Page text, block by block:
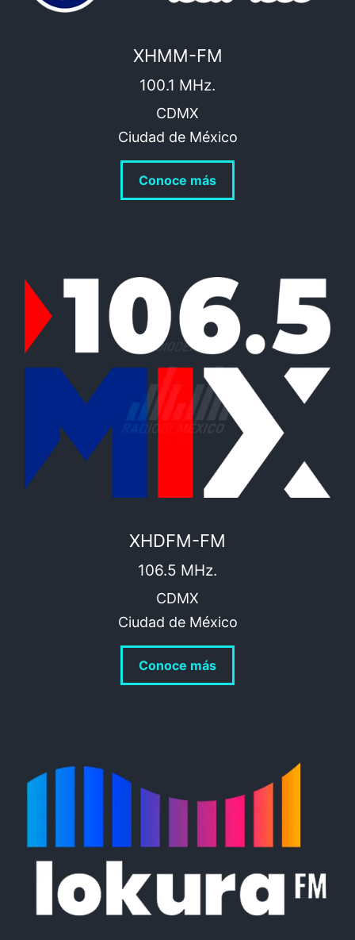
XHMM-FM
100.1 MHz.
CDMX
Ciudad de México
Conoce más
XHDFM-FM
106.5 MHz.
CDMX
Ciudad de México
Conoce más